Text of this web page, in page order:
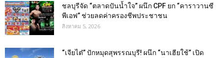
ชลบุรีจัด “ตลาดปันน้ำใจ” ผนึก CPF ยก “คาราวานซี
พีเอฟ” ช่วยลดค่าครองชีพประชาชน
สิงหาคม 5, 2026
“เจียไต๋” ปักหมุดสุพรรณบุรี! ผนึก “นาเฮียใช้” เปิด